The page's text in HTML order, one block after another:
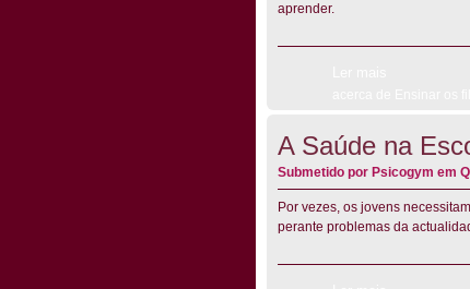
aprender.
A Saúde na
Submetido por Psicogym em
Por vezes, os jovens
perante problemas da